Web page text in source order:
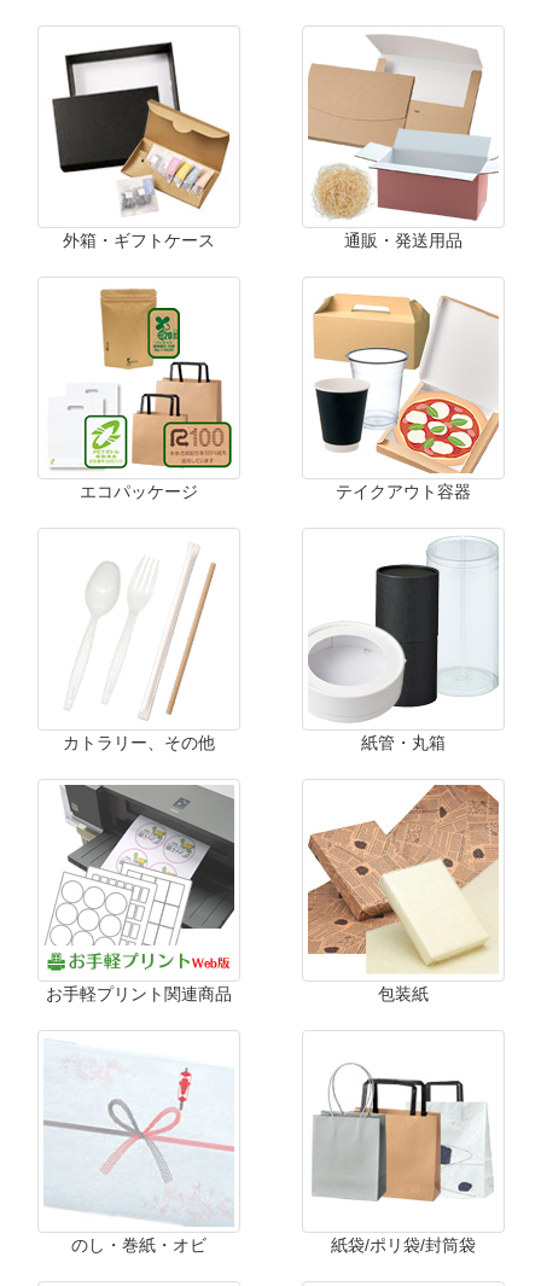
外箱・ギフトケース 通販・発送用品
エコパッケージ テイクアウト容器
カトラリー、その他 紙管・丸箱
お手軽プリント関連商品 包装紙
のし・巻紙・オビ 紙袋/ポリ袋/封筒袋